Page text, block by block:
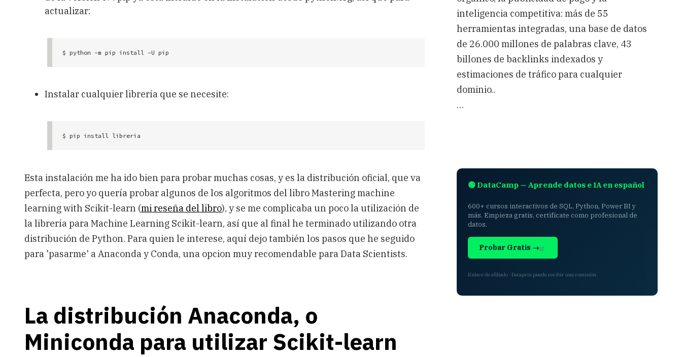
actualizar:
$ python -m pip install -U pip
Instalar cualquier librería que se necesite:
$ pip install libreria
Esta instalación me ha ido bien para probar muchas cosas, y es la distribución oficial, que va
perfecta, pero yo quería probar algunos de los algoritmos del libro Mastering machine
learning with Scikit-learn (mi reseña del libro), y se me complicaba un poco la utilización de
la librería para Machine Learning Scikit-learn, así que al final he terminado utilizando otra
distribución de Python. Para quien le interese, aquí dejo también los pasos que he seguido
para 'pasarme' a Anaconda y Conda, una opcion muy recomendable para Data Scientists.
La distribución Anaconda, o
Miniconda para utilizar Scikit-learn
inteligencia competitiva: más de 55
herramientas integradas, una base de datos
de 26.000 millones de palabras clave, 43
billones de backlinks indexados y
estimaciones de tráfico para cualquier
dominio..
…
🟢 DataCamp — Aprende datos e IA en español
600+ cursos interactivos de SQL, Python, Power BI y
más. Empieza gratis, certifícate como profesional de
datos.
Probar Gratis →
Enlace de afiliado · Dataprix puede recibir una comisión